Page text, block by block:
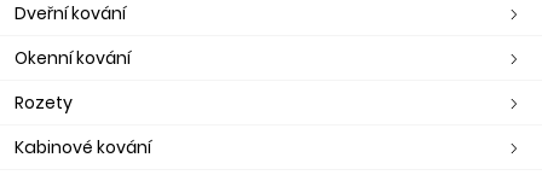
Dveřní kování
Okenní kování
Rozety
Kabinové kování